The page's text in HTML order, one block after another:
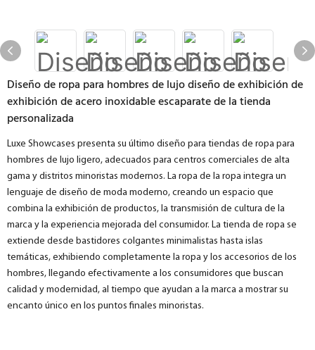
Diseño de ropa para hombres de lujo diseño de exhibición de
exhibición de acero inoxidable escaparate de la tienda
personalizada
Luxe Showcases presenta su último diseño para tiendas de ropa para
hombres de lujo ligero, adecuados para centros comerciales de alta
gama y distritos minoristas modernos. La ropa de la ropa integra un
lenguaje de diseño de moda moderno, creando un espacio que
combina la exhibición de productos, la transmisión de cultura de la
marca y la experiencia mejorada del consumidor. La tienda de ropa se
extiende desde bastidores colgantes minimalistas hasta islas
temáticas, exhibiendo completamente la ropa y los accesorios de los
hombres, llegando efectivamente a los consumidores que buscan
calidad y modernidad, al tiempo que ayudan a la marca a mostrar su
encanto único en los puntos finales minoristas.